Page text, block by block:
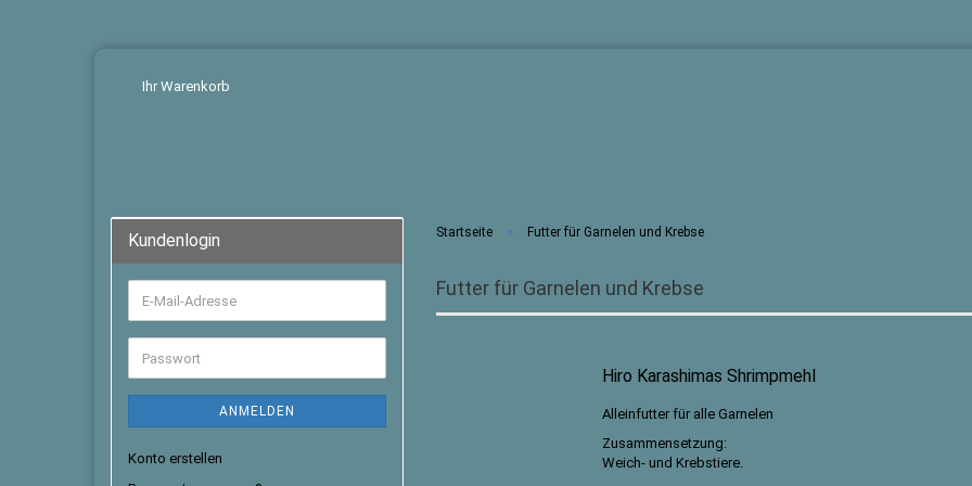
Ihr Warenkorb
Startseite » Futter für Garnelen und Krebse
Futter für Garnelen und Krebse
Hiro Karashimas Shrimpmehl
Alleinfutter für alle Garnelen
Zusammensetzung:
Weich- und Krebstiere.
Kundenlogin
ANMELDEN
Konto erstellen